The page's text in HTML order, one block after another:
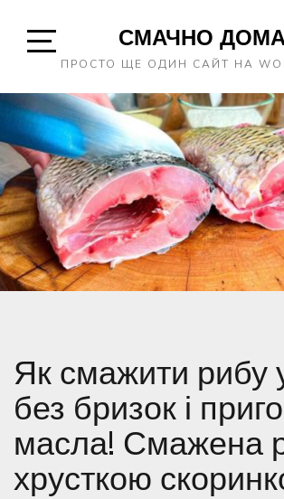
Open
Sidebar
СМАЧНО
ПРОСТО ЩЕ ОДИН САЙТ НА
Як смажити рибу
без бризок і
масла! Смажена
хрусткою